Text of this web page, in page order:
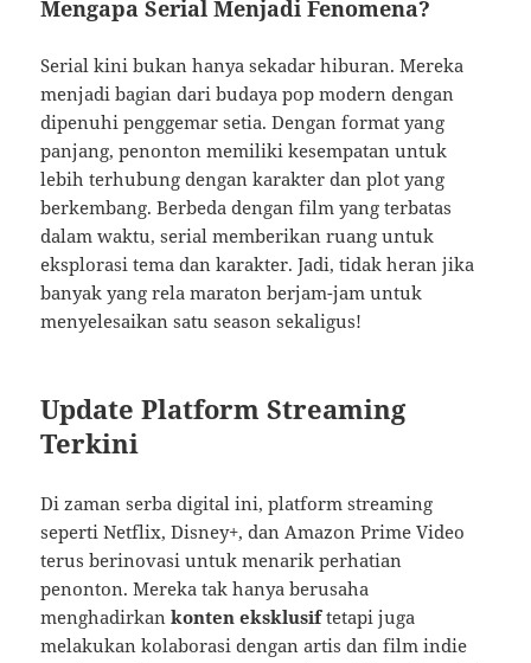
Mengapa Serial Menjadi Fenomena?
Serial kini bukan hanya sekadar hiburan. Mereka
menjadi bagian dari budaya pop modern dengan
dipenuhi penggemar setia. Dengan format yang
panjang, penonton memiliki kesempatan untuk
lebih terhubung dengan karakter dan plot yang
berkembang. Berbeda dengan film yang terbatas
dalam waktu, serial memberikan ruang untuk
eksplorasi tema dan karakter. Jadi, tidak heran jika
banyak yang rela maraton berjam-jam untuk
menyelesaikan satu season sekaligus!
Update Platform Streaming
Terkini
Di zaman serba digital ini, platform streaming
seperti Netflix, Disney+, dan Amazon Prime Video
terus berinovasi untuk menarik perhatian
penonton. Mereka tak hanya berusaha
menghadirkankonten eksklusiftetapi juga
melakukan kolaborasi dengan artis dan film indie